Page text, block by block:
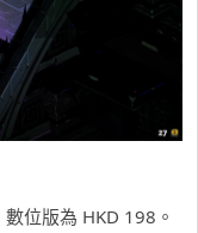
位版為 HKD 198。